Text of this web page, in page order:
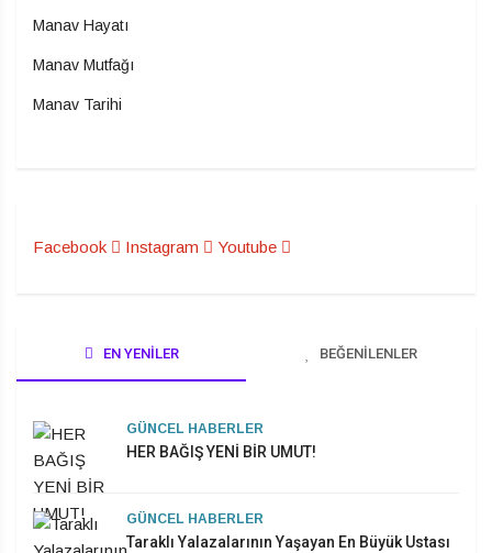
Manav Hayatı
Manav Mutfağı
Manav Tarihi
Facebook Instagram Youtube
EN YENILER BEĞENILENLER
GÜNCEL HABERLER
HER BAĞIŞ YENİ BİR UMUT!
GÜNCEL HABERLER
Taraklı Yalazalarının Yaşayan En Büyük Ustası